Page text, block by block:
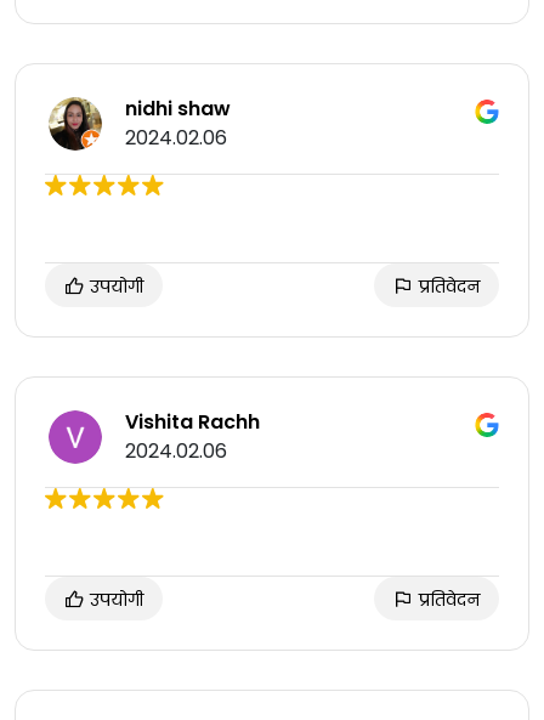
nidhi shaw
2024.02.06
उपयोगी प्रतिवेदन
Vishita Rachh
2024.02.06
उपयोगी प्रतिवेदन